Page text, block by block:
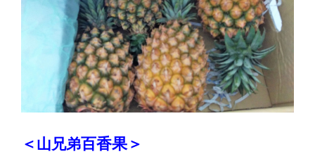
＜ 山兄弟百香果＞